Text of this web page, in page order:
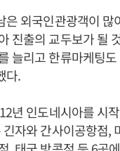
은 외국인관광객이 많
진출의 교두보가 될
늘리고 한류마케팅
다.
년 인도네시아를 시
자와 간사이공항점,